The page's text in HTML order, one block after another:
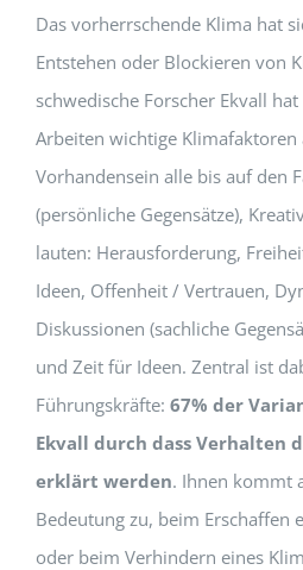
Das vorherrschende Klima hat
Entstehen oder Blockieren von
schwedische Forscher Ekvall
Arbeiten wichtige Klimafaktoren
Vorhandensein alle bis auf den
(persönliche Gegensätze),
lauten: Herausforderung,
Ideen, Offenheit / Vertrauen,
Diskussionen (sachliche
und Zeit für Ideen. Zentral ist
Führungskräfte: 67% der
Ekvall durch dass Verhalten
erklärt werden. Ihnen kommt
Bedeutung zu, beim Erschaffen
oder beim Verhindern eines